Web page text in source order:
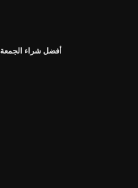
أفضل شراء الجمعة